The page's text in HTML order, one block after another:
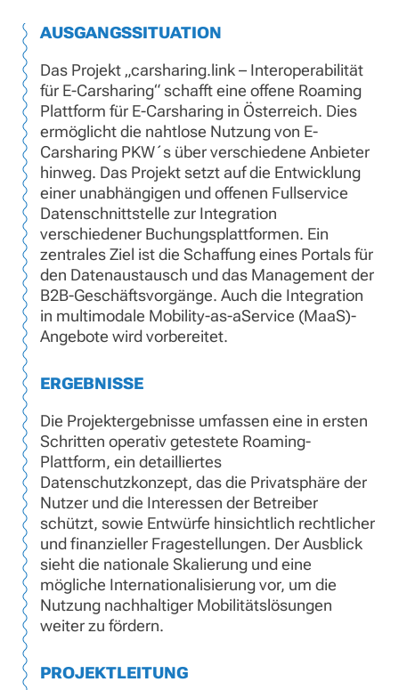
AUSGANGSSITUATION
Das Projekt „carsharing.link – Interoperabilität
für E-Carsharing“ schafft eine offene Roaming
Plattform für E-Carsharing in Österreich. Dies
ermöglicht die nahtlose Nutzung von E-
Carsharing PKW´s über verschiedene Anbieter
hinweg. Das Projekt setzt auf die Entwicklung
einer unabhängigen und offenen Fullservice
Datenschnittstelle zur Integration
verschiedener Buchungsplattformen. Ein
zentrales Ziel ist die Schaffung eines Portals für
den Datenaustausch und das Management der
B2B-Geschäftsvorgänge. Auch die Integration
in multimodale Mobility-as-aService (MaaS)-
Angebote wird vorbereitet.
ERGEBNISSE
Die Projektergebnisse umfassen eine in ersten
Schritten operativ getestete Roaming-
Plattform, ein detailliertes
Datenschutzkonzept, das die Privatsphäre der
Nutzer und die Interessen der Betreiber
schützt, sowie Entwürfe hinsichtlich rechtlicher
und finanzieller Fragestellungen. Der Ausblick
sieht die nationale Skalierung und eine
mögliche Internationalisierung vor, um die
Nutzung nachhaltiger Mobilitätslösungen
weiter zu fördern.
PROJEKTLEITUNG